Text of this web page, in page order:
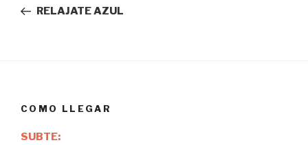
entradas
anterior:
RELAJATE AZUL
COMO LLEGAR
SUBTE: